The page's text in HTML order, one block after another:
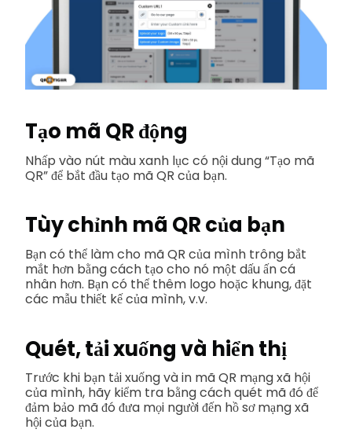
Tạo mã QR động
Nhấp vào nút màu xanh lục có nội dung “Tạo mã
QR” để bắt đầu tạo mã QR của bạn.
Tùy chỉnh mã QR của bạn
Bạn có thể làm cho mã QR của mình trông bắt
mắt hơn bằng cách tạo cho nó một dấu ấn cá
nhân hơn. Bạn có thể thêm logo hoặc khung, đặt
các mẫu thiết kế của mình, v.v.
Quét, tải xuống và hiển thị
Trước khi bạn tải xuống và in mã QR mạng xã hội
của mình, hãy kiểm tra bằng cách quét mã đó để
đảm bảo mã đó đưa mọi người đến hồ sơ mạng xã
hội của bạn.